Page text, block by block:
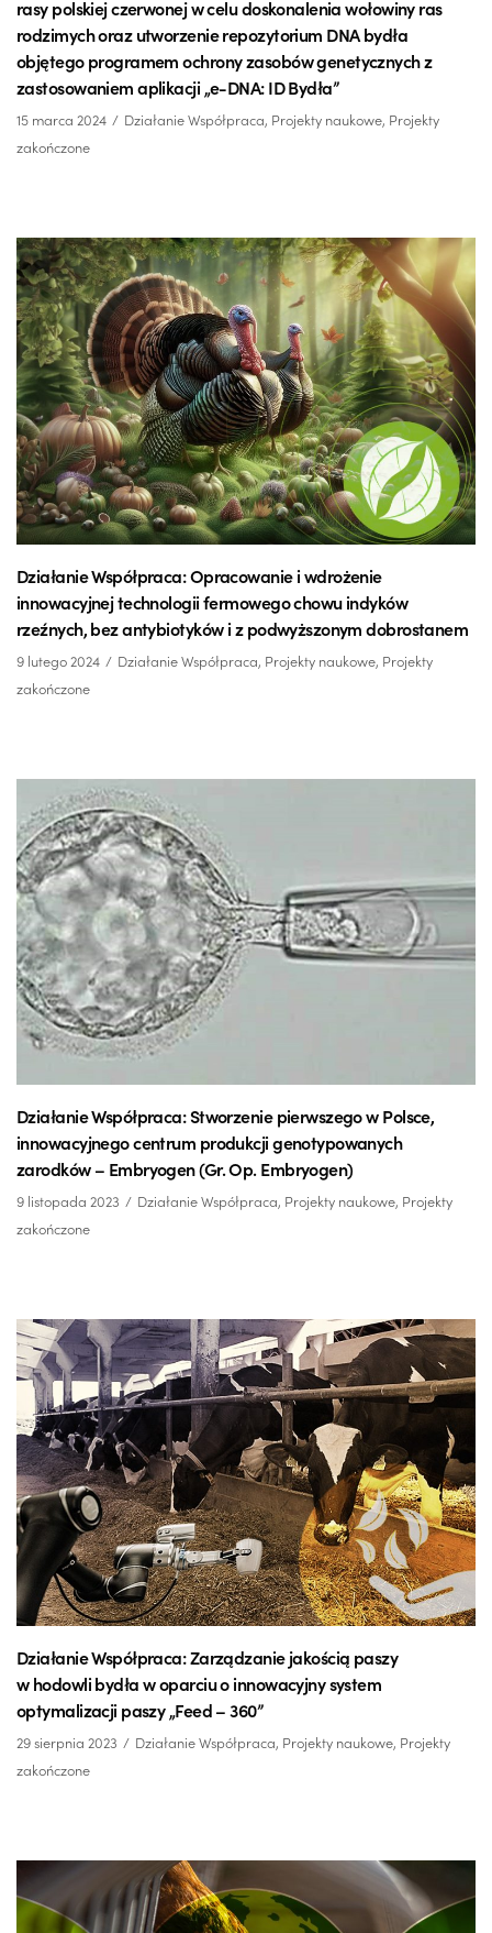
rasy polskiej czerwonej w celu doskonalenia wołowiny ras
rodzimych oraz utworzenie repozytorium DNA bydła
objętego programem ochrony zasobów genetycznych z
zastosowaniem aplikacji „e-DNA: ID Bydła”
15 marca 2024 Działanie Współpraca, Projekty naukowe, Projekty
zakończone
Działanie Współpraca: Opracowanie i wdrożenie
innowacyjnej technologii fermowego chowu indyków
rzeźnych, bez antybiotyków i z podwyższonym dobrostanem
9 lutego 2024 Działanie Współpraca, Projekty naukowe, Projekty
zakończone
Działanie Współpraca: Stworzenie pierwszego w Polsce,
innowacyjnego centrum produkcji genotypowanych
zarodków – Embryogen (Gr. Op. Embryogen)
9 listopada 2023 Działanie Współpraca, Projekty naukowe, Projekty
zakończone
Działanie Współpraca: Zarządzanie jakością paszy
w hodowli bydła w oparciu o innowacyjny system
optymalizacji paszy „Feed – 360”
29 sierpnia 2023 Działanie Współpraca, Projekty naukowe, Projekty
zakończone